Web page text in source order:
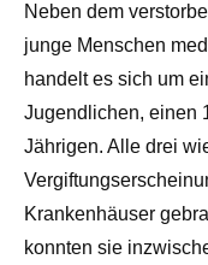
Neben dem
junge Menschen
handelt es sich um
Jugendlichen, einen
Jährigen. Alle drei
Krankenhäuser
konnten sie